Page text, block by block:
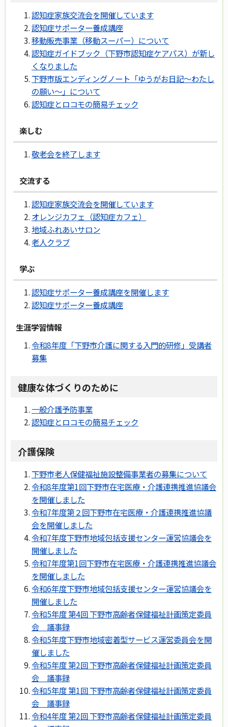
認知症家族交流会を開催しています
認知症サポーター養成講座
移動販売事業（移動スーパー）について
認知症ガイドブック（下野市認知症ケアパス）が新し
くなりました
下野市版エンディングノート「ゆうがお日記～わたし
の願い～」について
認知症とロコモの簡易チェック
楽しむ
敬老会を終了します
交流する
認知症家族交流会を開催しています
オレンジカフェ（認知症カフェ）
地域ふれあいサロン
老人クラブ
学ぶ
認知症サポーター養成講座を開催します
認知症サポーター養成講座
生涯学習情報
令和8年度「下野市介護に関する入門的研修」受講者
募集
健康な体づくりのために
一般介護予防事業
認知症とロコモの簡易チェック
介護保険
下野市老人保健福祉施設整備事業者の募集について
令和8年度第1回下野市在宅医療・介護連携推進協議会
を開催しました
令和7年度第２回下野市在宅医療・介護連携推進協議
会を開催しました
令和7年度下野市地域包括支援センター運営協議会を
開催しました
令和7年度第1回下野市在宅医療・介護連携推進協議会
を開催しました
令和6年度下野市地域包括支援センター運営協議会を
開催しました
令和5年度 第4回 下野市高齢者保健福祉計画策定委員
会 議事録
令和5年度下野市地域密着型サービス運営委員会を開
催しました
令和5年度 第2回 下野市高齢者保健福祉計画策定委員
会 議事録
令和5年度 第1回 下野市高齢者保健福祉計画策定委員
会 議事録
令和4年度 第2回 下野市高齢者保健福祉計画策定委員